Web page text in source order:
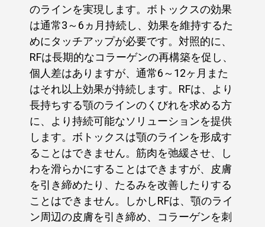
のラインを実現します。ボトックスの効果
は通常3～6ヵ月持続し、効果を維持するた
めにタッチアップが必要です。対照的に、
RFは長期的なコラーゲンの再構築を促し、
個人差はありますが、通常6～12ヶ月また
はそれ以上効果が持続します。RFは、より
長持ちする顎のラインのくびれを求める方
に、より持続可能なソリューションを提供
します。ボトックスは顎のラインを形成す
ることはできません。筋肉を弛緩させ、し
わを滑らかにすることはできますが、皮膚
を引き締めたり、たるみを改善したりする
ことはできません。しかしRFは、顎のライ
ン周辺の皮膚を引き締め、コラーゲンを刺